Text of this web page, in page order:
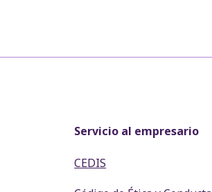
Servicio al empresario
CEDIS